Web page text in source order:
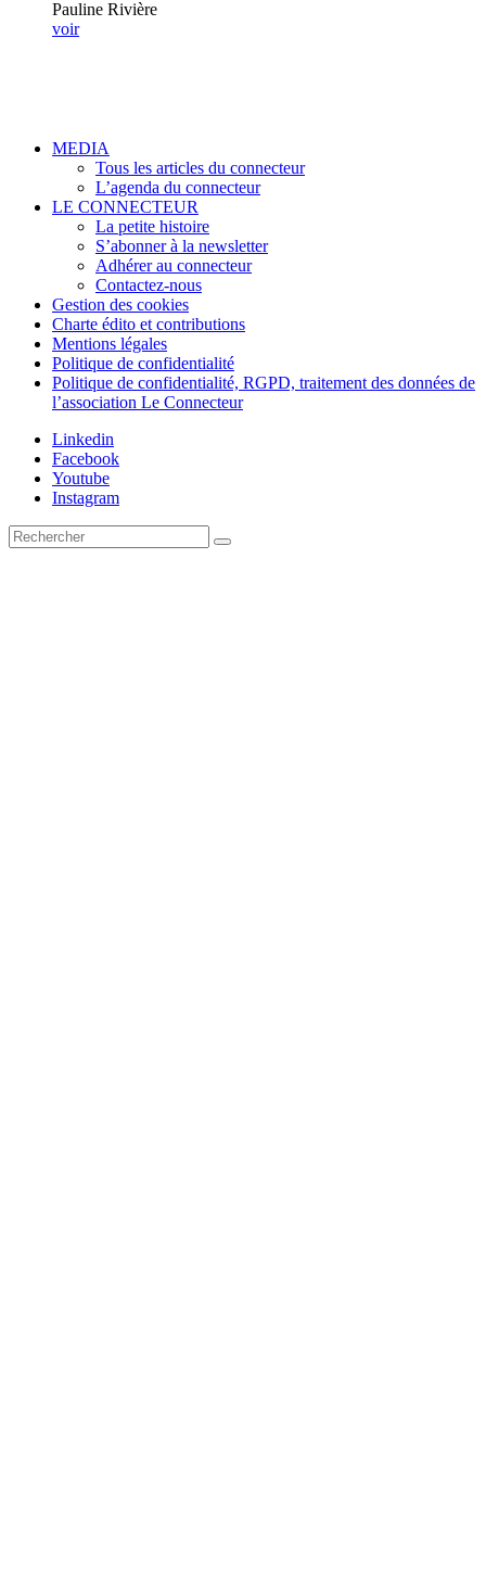
Pauline Rivière
voir
MEDIA
Tous les articles du connecteur
L’agenda du connecteur
LE CONNECTEUR
La petite histoire
S’abonner à la newsletter
Adhérer au connecteur
Contactez-nous
Gestion des cookies
Charte édito et contributions
Mentions légales
Politique de confidentialité
Politique de confidentialité, RGPD, traitement des données de
l’association Le Connecteur
Linkedin
Facebook
Youtube
Instagram